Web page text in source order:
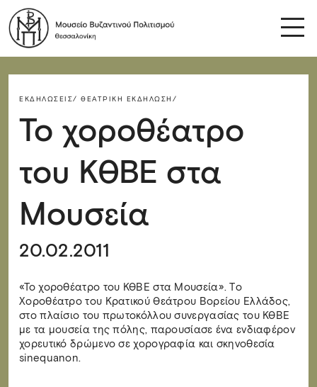
ΕΚΔΗΛΏΣΕΙΣ/ ΘΕΑΤΡΙΚΉ ΕΚΔΉΛΩΣΗ/
Το χοροθέατρο
του ΚΘΒΕ στα
Μουσεία
20.02.2011
«Το χοροθέατρο του ΚΘΒΕ στα Μουσεία». Tο
Χοροθέατρο του Κρατικού Θεάτρου Βορείου Ελλάδος,
στο πλαίσιο του πρωτοκόλλου συνεργασίας του ΚΘΒΕ
με τα μουσεία της πόλης, παρουσίασε ένα ενδιαφέρον
χορευτικό δρώμενο σε χορογραφία και σκηνοθεσία
sinequanon.